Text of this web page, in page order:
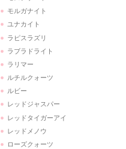
モルガナイト
ユナカイト
ラピスラズリ
ラブラドライト
ラリマー
ルチルクォーツ
ルビー
レッドジャスパー
レッドタイガーアイ
レッドメノウ
ローズクォーツ